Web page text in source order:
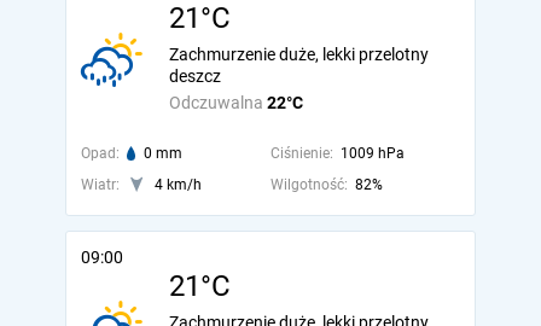
21°C
Odczuwalna 22°C
Zachmurzenie duże, lekki przelotny
deszcz
Opad: 0 mm Ciśnienie: 1009 hPa
Wiatr:
4 km/h Wilgotność: 82%
09:00
21°C